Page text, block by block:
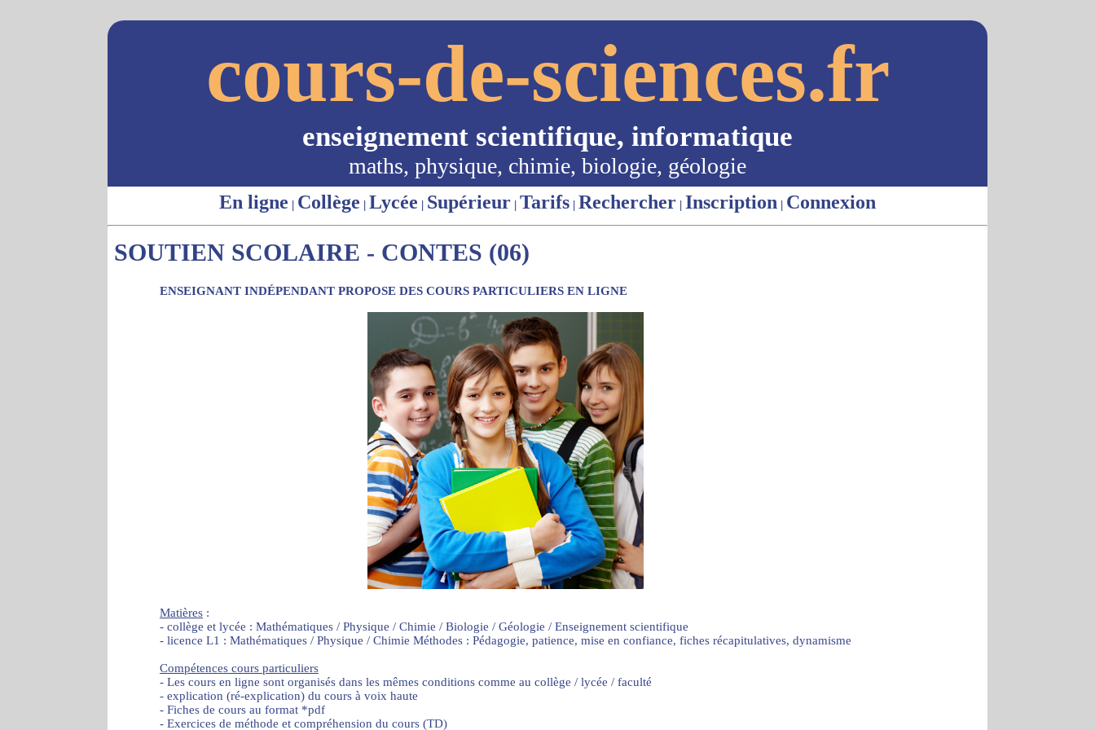
cours-de-sciences.fr
enseignement scientifique, informatique
maths, physique, chimie, biologie, géologie
En ligne | Collège | Lycée | Supérieur | Tarifs | Rechercher | Inscription | Connexion
SOUTIEN SCOLAIRE - CONTES (06)
ENSEIGNANT INDÉPENDANT PROPOSE DES COURS PARTICULIERS EN LIGNE
Matières :
- collège et lycée : Mathématiques / Physique / Chimie / Biologie / Géologie / Enseignement scientifique
- licence L1 : Mathématiques / Physique / Chimie Méthodes : Pédagogie, patience, mise en confiance, fiches récapitulatives, dynamisme
Compétences cours particuliers
- Les cours en ligne sont organisés dans les mêmes conditions comme au collège / lycée / faculté
- explication (ré-explication) du cours à voix haute
- Fiches de cours au format *pdf
- Exercices de méthode et compréhension du cours (TD)